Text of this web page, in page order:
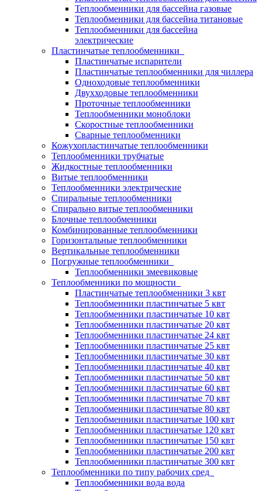
Теплообменники для бассейна газовые
Теплообменники для бассейна титановые
Теплообменники для бассейна
электрические
Пластинчатые теплообменники
Пластинчатые испарители
Пластинчатые теплообменники для чиллера
Одноходовые теплообменники
Двухходовые теплообменники
Проточные теплообменники
Теплообменники моноблоки
Скоростные теплообменники
Сварные теплообменники
Кожухопластинчатые теплообменники
Теплообменники трубчатые
Жидкостные теплообменники
Витые теплообменники
Теплообменники электрические
Спиральные теплообменники
Спирально витые теплообменники
Блочные теплообменники
Комбинированные теплообменники
Горизонтальные теплообменники
Вертикальные теплообменники
Погружные теплообменники
Теплообменники змеевиковые
Теплообменники по мощности
Пластинчатые теплообменники 3 квт
Теплообменники пластинчатые 5 квт
Теплообменники пластинчатые 10 квт
Теплообменники пластинчатые 20 квт
Теплообменники пластинчатые 24 квт
Теплообменники пластинчатые 25 квт
Теплообменники пластинчатые 30 квт
Теплообменники пластинчатые 40 квт
Теплообменники пластинчатые 50 квт
Теплообменники пластинчатые 60 квт
Теплообменники пластинчатые 70 квт
Теплообменники пластинчатые 80 квт
Теплообменники пластинчатые 100 квт
Теплообменники пластинчатые 120 квт
Теплообменники пластинчатые 150 квт
Теплообменники пластинчатые 200 квт
Теплообменники пластинчатые 300 квт
Теплообменники по типу рабочих сред
Теплообменники вода вода